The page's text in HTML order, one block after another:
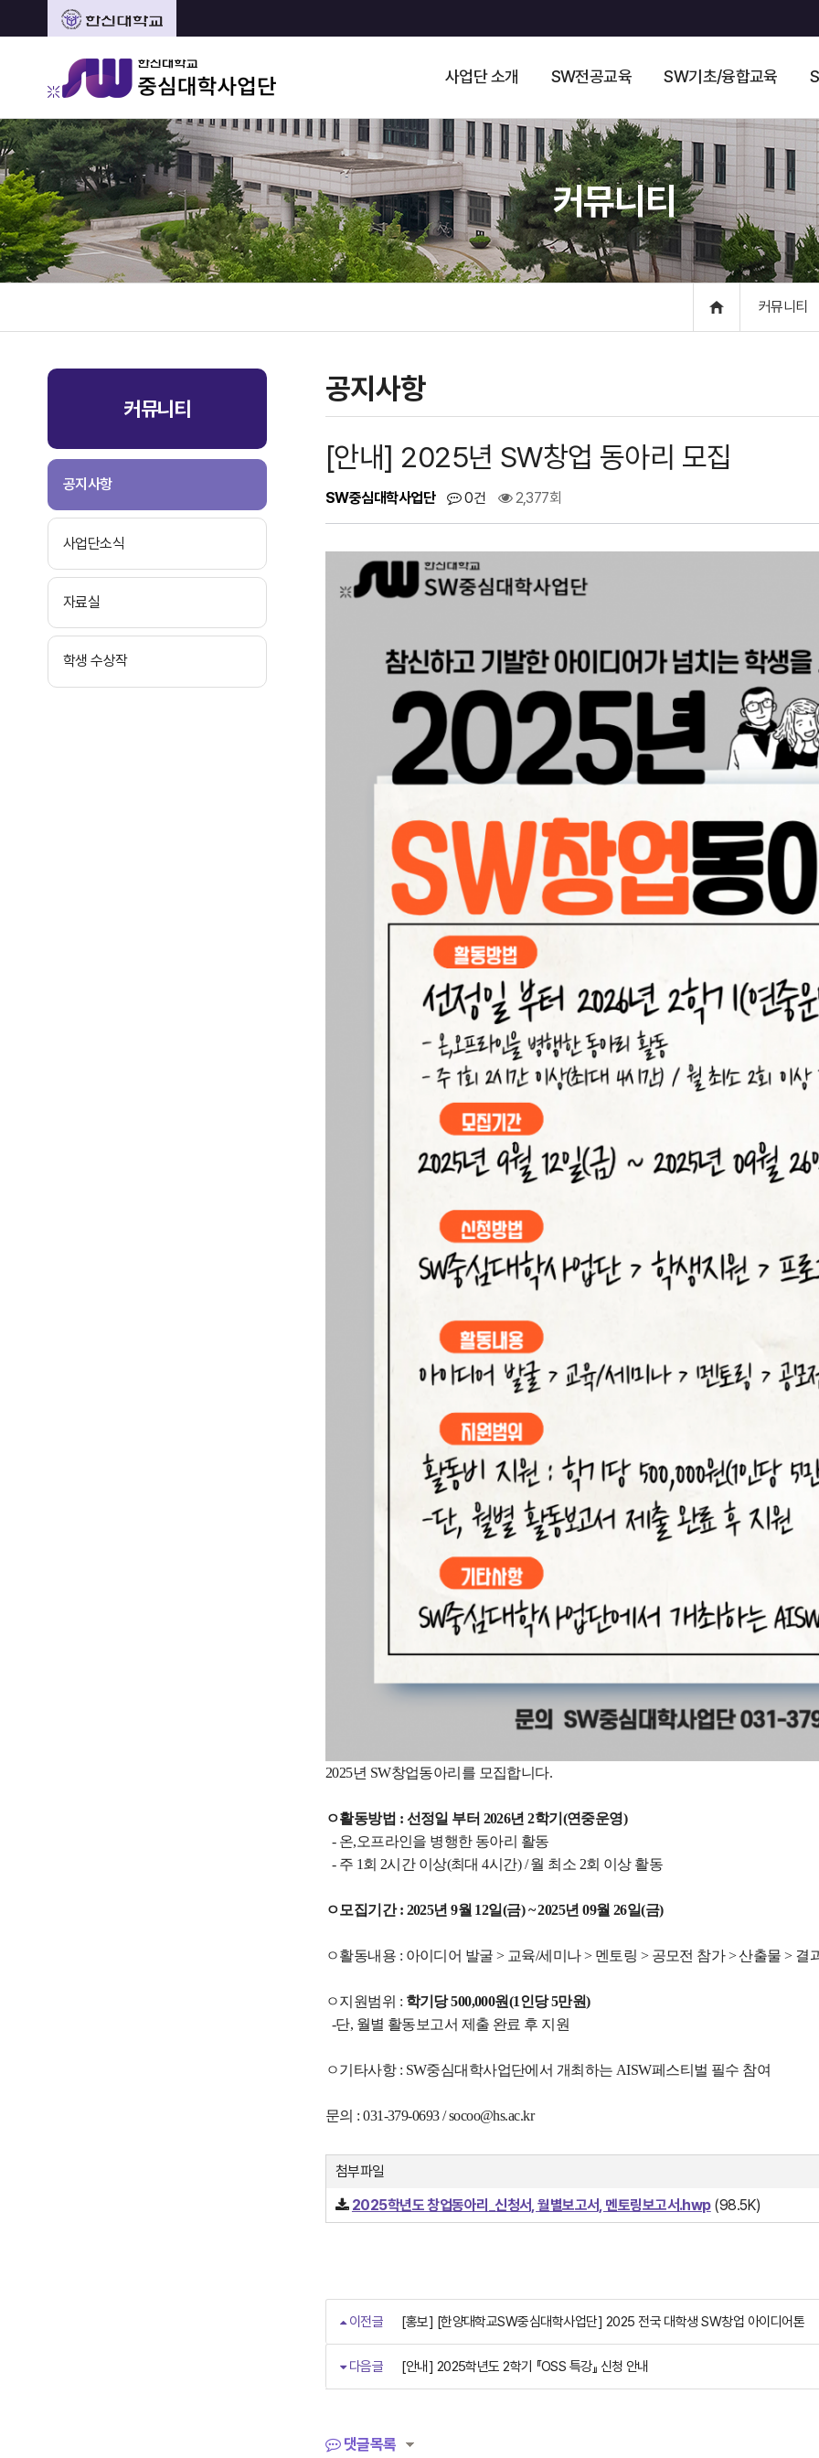
사업단 소개 SW전공교육 SW기초/융합교육
커뮤니티
커뮤니티
커뮤니티
공지사항
사업단소식
자료실
학생 수상작
공지사항
[안내] 2025년 SW창업 동아리 모집
SW중심대학사업단 0건 2,377회
2025년 SW창업동아리를 모집합니다.
ㅇ활동방법 : 선정일 부터 2026년 2학기(연중운영)
- 온,오프라인을 병행한 동아리 활동
- 주 1회 2시간 이상(최대 4시간) / 월 최소 2회 이상 활동
ㅇ모집기간 : 2025년 9월 12일(금) ~ 2025년 09월 26일(금)
ㅇ활동내용 : 아이디어 발굴 > 교육/세미나 > 멘토링 > 공모전 참가 > 산출물 > 결
ㅇ지원범위 : 학기당 500,000원(1인당 5만원)
-단, 월별 활동보고서 제출 완료 후 지원
ㅇ기타사항 : SW중심대학사업단에서 개최하는 AISW페스티벌 필수 참여
문의 : 031-379-0693 / socoo@hs.ac.kr
첨부파일
2025학년도 창업동아리_신청서, 월별보고서, 멘토링보고서.hwp(98.5K)
이전글 [홍보] [한양대학교SW중심대학사업단] 2025 전국 대학생 SW창업 아이디어톤
다음글 [안내] 2025학년도 2학기 『OSS 특강』 신청 안내
댓글목록